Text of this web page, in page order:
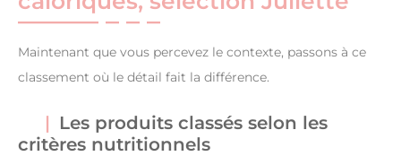
Maintenant que vous percevez le contexte, passons à ce
classement où le détail fait la différence.
Les produits classés selon les
critères nutritionnels